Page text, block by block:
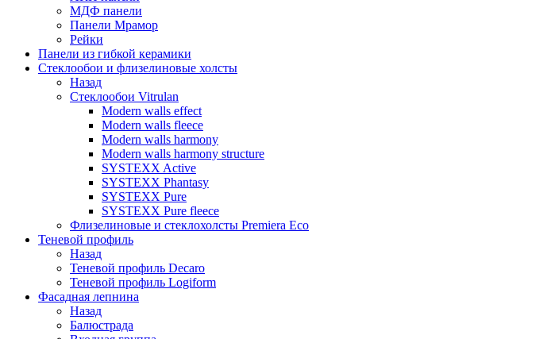
МДФ панели
Панели Мрамор
Рейки
Панели из гибкой керамики
Стеклообои и флизелиновые холсты
Назад
Стеклообои Vitrulan
Modern walls effect
Modern walls fleece
Modern walls harmony
Modern walls harmony structure
SYSTEXX Active
SYSTEXX Phantasy
SYSTEXX Pure
SYSTEXX Pure fleece
Флизелиновые и стеклохолсты Premiera Eco
Теневой профиль
Назад
Теневой профиль Decaro
Теневой профиль Logiform
Фасадная лепнина
Назад
Балюстрада